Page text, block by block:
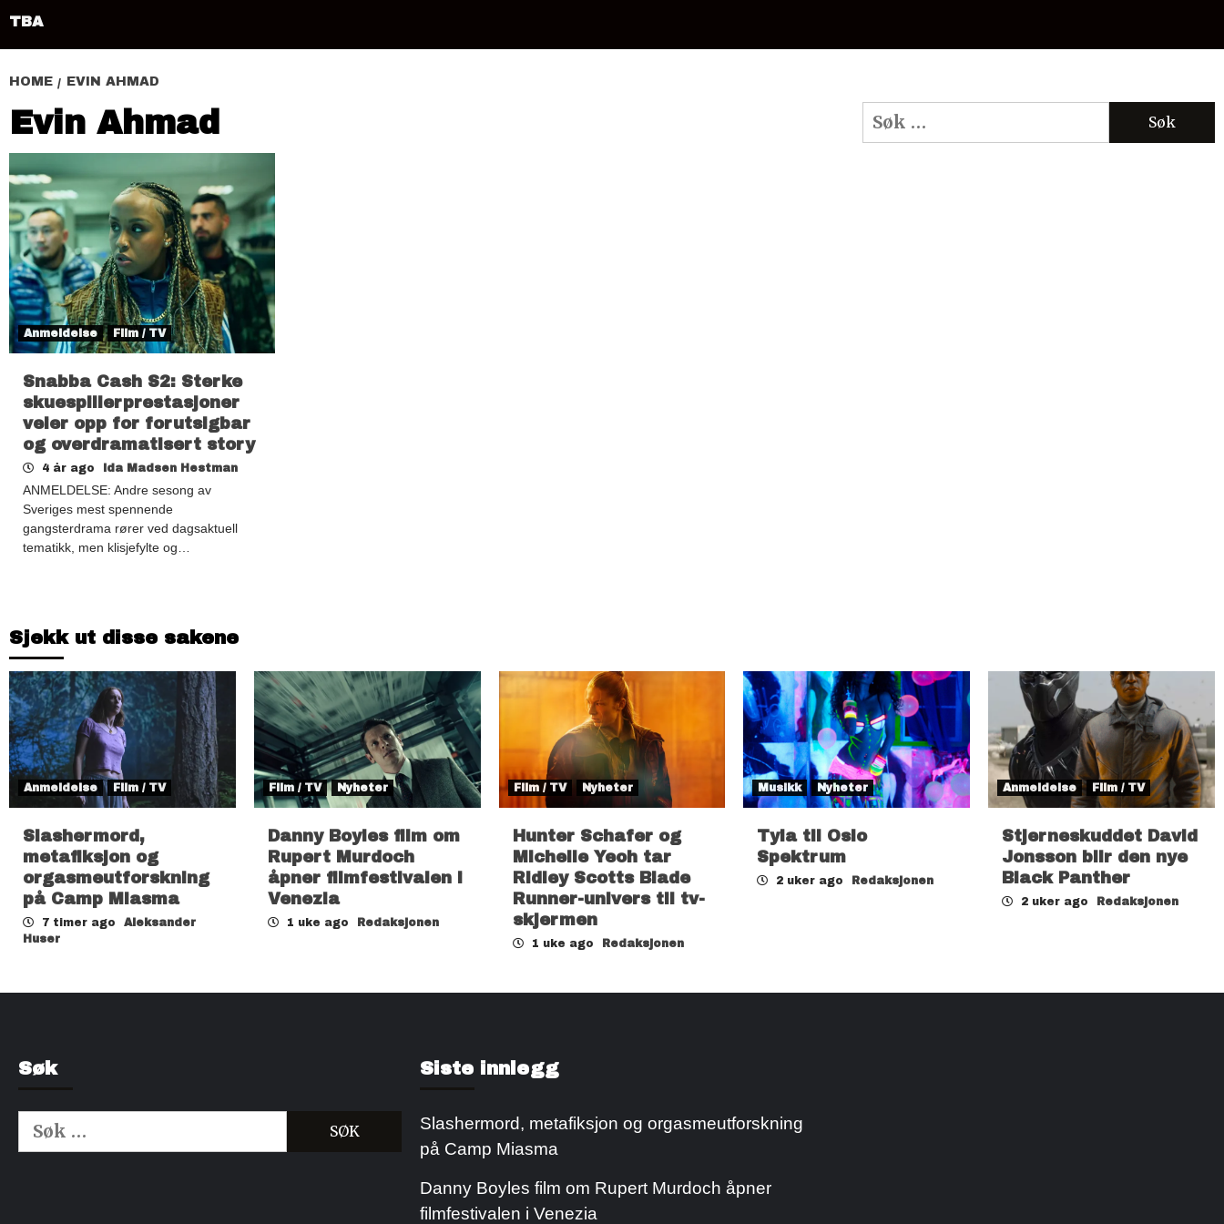
TBA
HOME EVIN AHMAD
Evin Ahmad
Anmeldelse Film / TV
Snabba Cash S2: Sterke
skuespillerprestasjoner
veier opp for forutsigbar
og overdramatisert story
4 år ago Ida Madsen Hestman
ANMELDELSE: Andre sesong av
Sveriges mest spennende
gangsterdrama rører ved dagsaktuell
tematikk, men klisjefylte og…
Søk
etter:
Sjekk ut disse sakene
Anmeldelse Film / TV
Slashermord,
metafiksjon og
orgasmeutforskning
på Camp Miasma
7 timer ago
Aleksander
Huser
Film / TV Nyheter
Danny Boyles film om
Rupert Murdoch
åpner filmfestivalen i
Venezia
1 uke ago Redaksjonen
Film / TV Nyheter
Hunter Schafer og
Michelle Yeoh tar
Ridley Scotts Blade
Runner-univers til tv-
skjermen
1 uke ago Redaksjonen
Musikk Nyheter
Tyla til Oslo
Spektrum
2 uker ago Redaksjonen
Anmeldelse Film / TV
Stjerneskuddet David
Jonsson blir den nye
Black Panther
2 uker ago Redaksjonen
Søk
Søk
etter:
Siste innlegg
Slashermord, metafiksjon og orgasmeutforskning
på Camp Miasma
Danny Boyles film om Rupert Murdoch åpner
filmfestivalen i Venezia